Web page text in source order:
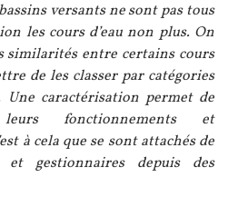
versants ne sont pas tous
les cours d’eau non plus. On
similarités entre certains cours
de les classer par catégories
Une caractérisation permet de
fonctionnements et
à cela que se sont attachés de
et gestionnaires depuis des